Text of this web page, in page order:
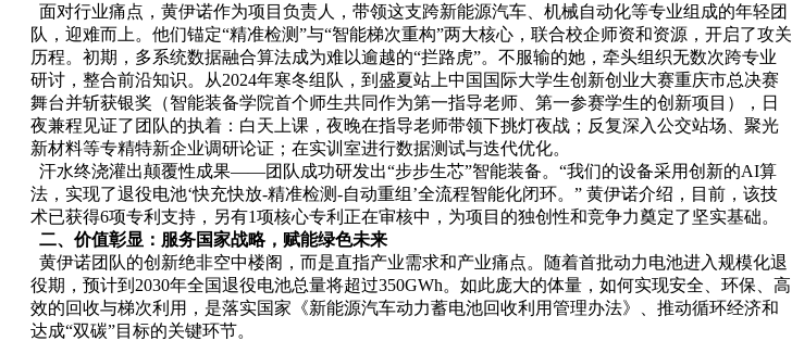
面对行业痛点，黄伊诺作为项目负责人，带领这支跨新能源汽车、机械自动化等专业组成的年轻团
队，迎难而上。他们锚定“精准检测”与“智能梯次重构”两大核心，联合校企师资和资源，开启了攻关
历程。初期，多系统数据融合算法成为难以逾越的“拦路虎”。不服输的她，牵头组织无数次跨专业
研讨，整合前沿知识。从2024年寒冬组队，到盛夏站上中国国际大学生创新创业大赛重庆市总决赛
舞台并斩获银奖（智能装备学院首个师生共同作为第一指导老师、第一参赛学生的创新项目），日
夜兼程见证了团队的执着：白天上课，夜晚在指导老师带领下挑灯夜战；反复深入公交站场、聚光
新材料等专精特新企业调研论证；在实训室进行数据测试与迭代优化。
汗水终浇灌出颠覆性成果——团队成功研发出“步步生芯”智能装备。“我们的设备采用创新的AI算
法，实现了退役电池‘快充快放-精准检测-自动重组’全流程智能化闭环。” 黄伊诺介绍，目前，该技
术已获得6项专利支持，另有1项核心专利正在审核中，为项目的独创性和竞争力奠定了坚实基础。
二、价值彰显：服务国家战略，赋能绿色未来
黄伊诺团队的创新绝非空中楼阁，而是直指产业需求和产业痛点。随着首批动力电池进入规模化退
役期，预计到2030年全国退役电池总量将超过350GWh。如此庞大的体量，如何实现安全、环保、高
效的回收与梯次利用，是落实国家《新能源汽车动力蓄电池回收利用管理办法》、推动循环经济和
达成“双碳”目标的关键环节。